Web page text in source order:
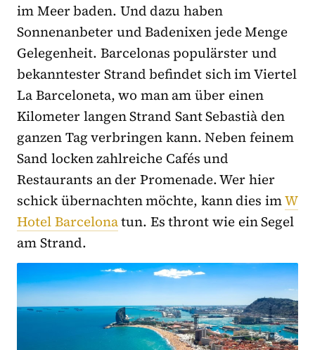
im Meer baden. Und dazu haben
Sonnenanbeter und Badenixen jede Menge
Gelegenheit. Barcelonas populärster und
bekanntester Strand befindet sich im Viertel
La Barceloneta, wo man am über einen
Kilometer langen Strand Sant Sebastià den
ganzen Tag verbringen kann. Neben feinem
Sand locken zahlreiche Cafés und
Restaurants an der Promenade. Wer hier
schick übernachten möchte, kann dies imW
Hotel Barcelonatun. Es thront wie ein Segel
am Strand.